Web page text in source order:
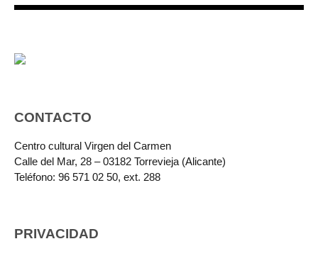
CONTACTO
Centro cultural Virgen del Carmen
Calle del Mar, 28 – 03182 Torrevieja (Alicante)
Teléfono: 96 571 02 50, ext. 288
PRIVACIDAD